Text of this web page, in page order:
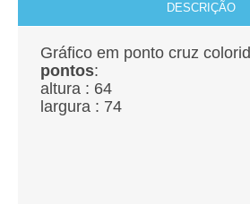
DESCRIÇÃO
Gráfico em ponto cruz
pontos:
altura : 64
largura : 74